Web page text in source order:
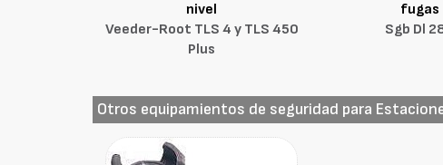
nivel
Veeder-Root TLS 4 y TLS 450
Plus
fugas
Sgb Dl
Otros equipamientos de seguridad para